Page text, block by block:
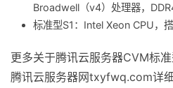
Broadwell（v4）处理器，
标准型S1：Intel Xeon CPU，
更多关于腾讯云服务器CVM标
腾讯云服务器网txyfwq.com详